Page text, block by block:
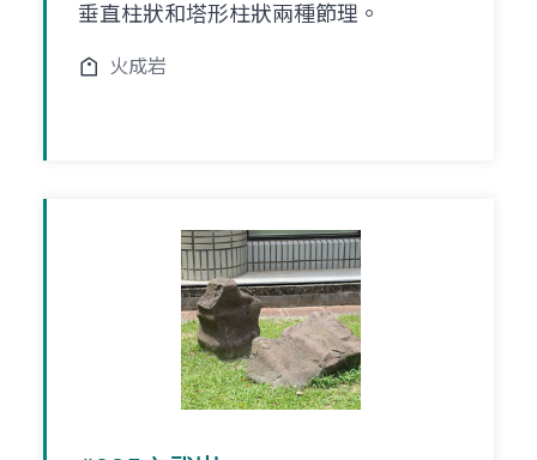
垂直柱狀和塔形柱狀兩種節理。
火成岩